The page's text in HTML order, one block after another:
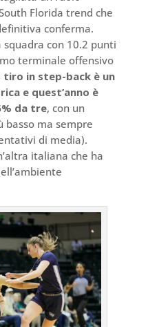
Florida trend che
conferma.
con 10.2 punti
terminale offensivo
tiro in step-back è un
e quest’anno è
da tre, con un
basso ma sempre
di media).
italiana che ha